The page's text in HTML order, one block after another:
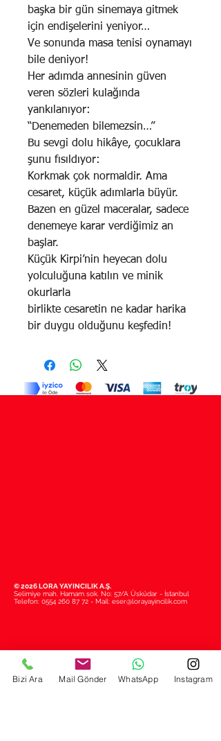
başka bir gün sinemaya gitmek
için endişelerini yeniyor…
Ve sonunda masa tenisi oynamayı
bile deniyor!
Her adımda annesinin güven
veren sözleri kulağında
yankılanıyor:
“Denemeden bilemezsin…”
Bu sevgi dolu hikâye, çocuklara
şunu fısıldıyor:
Korkmak çok normaldir. Ama
cesaret, küçük adımlarla büyür.
Bazen en güzel maceralar, sadece
denemeye karar verdiğimiz an
başlar.
Küçük Kirpi’nin heyecan dolu
yolculuğuna katılın ve minik
okurlarla
birlikte cesaretin ne kadar harika
bir duygu olduğunu keşfedin!
© 2026 LORA YAYINCILIK A.Ş.
Selimiye mah. Hamam sok. No: 57/A Üsküdar - İstanbul
Telefon: 0554 260 87 72 - Mail: eser@lorayayincilik.com
Bizi Ara Mail Gönder WhatsApp Instagram